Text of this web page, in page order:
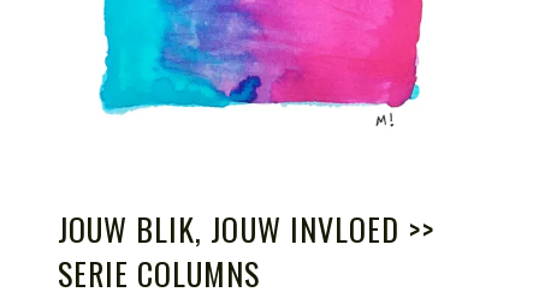
JOUW BLIK, JOUW INVLOED >>
SERIE COLUMNS